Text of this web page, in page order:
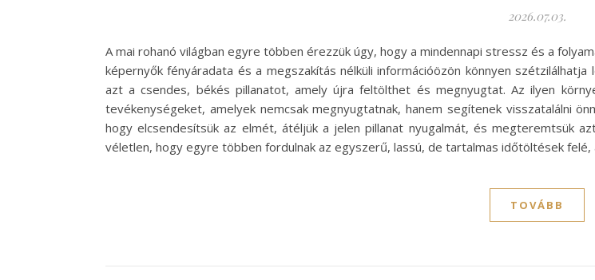
2026.07.03.
A mai rohanó világban egyre többen érezzük úgy, hogy a mindennapi stressz és a
képernyők fényáradata és a megszakítás nélküli információözön könnyen
azt a csendes, békés pillanatot, amely újra feltölthet és megnyugtat. Az ilyen
tevékenységeket, amelyek nemcsak megnyugtatnak, hanem segítenek visszatalálni
hogy elcsendesítsük az elmét, átéljük a jelen pillanat nyugalmát, és megteremtsük
véletlen, hogy egyre többen fordulnak az egyszerű, lassú, de tartalmas időtöltések felé,
TOVÁBB